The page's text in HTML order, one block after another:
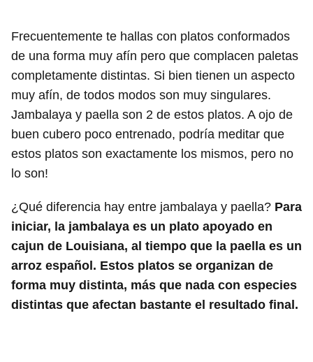
Frecuentemente te hallas con platos conformados
de una forma muy afín pero que complacen paletas
completamente distintas. Si bien tienen un aspecto
muy afín, de todos modos son muy singulares.
Jambalaya y paella son 2 de estos platos. A ojo de
buen cubero poco entrenado, podría meditar que
estos platos son exactamente los mismos, pero no
lo son!
¿Qué diferencia hay entre jambalaya y paella? Para
iniciar, la jambalaya es un plato apoyado en
cajun de Louisiana, al tiempo que la paella es un
arroz español. Estos platos se organizan de
forma muy distinta, más que nada con especies
distintas que afectan bastante el resultado final.